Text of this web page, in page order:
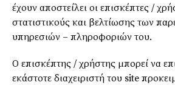
έχουν αποστείλει οι επισκέπτες /
στατιστικούς και βελτίωσης των
υπηρεσιών – πληροφοριών του.
Ο επισκέπτης / χρήστης μπορεί να
εκάστοτε διαχειριστή του site